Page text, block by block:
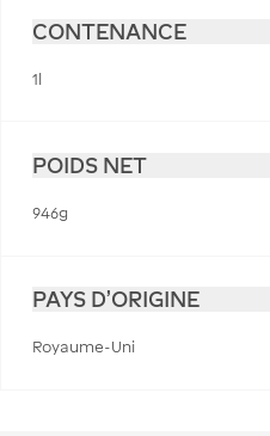
CONTENANCE
1l
POIDS NET
946g
PAYS D'ORIGINE
Royaume-Uni